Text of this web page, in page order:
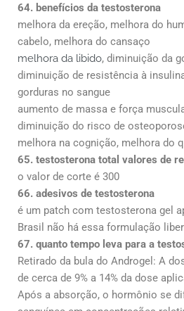
64. benefícios da testosterona
melhora da ereção, melhora do
cabelo, melhora do cansaço
melhora da libido, diminuição da
diminuição de resistência à
gorduras no sangue
aumento de massa e força
diminuição do risco de
melhora na cognição, melhora do
65. testosterona total valores de
o valor de corte é 300
66. adesivos de testosterona
é um patch com testosterona gel
Brasil não há essa formulação
67. quanto tempo leva para a
Retirado da bula do Androgel: A
de cerca de 9% a 14% da dose
Após a absorção, o hormônio se